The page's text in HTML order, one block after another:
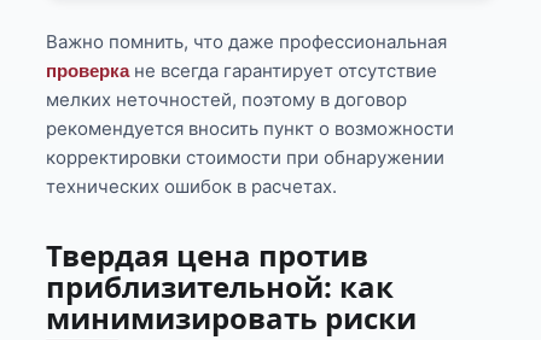
Важно помнить, что даже профессиональная
проверкане всегда гарантирует отсутствие
мелких неточностей, поэтому в договор
рекомендуется вносить пункт о возможности
корректировки стоимости при обнаружении
технических ошибок в расчетах.
Твердая цена против
приблизительной: как
минимизировать риски